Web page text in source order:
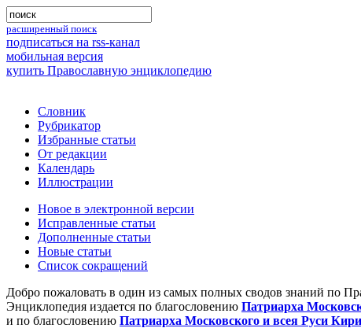
расширенный поиск
подписаться на rss-канал
мобильная версия
купить Православную энциклопедию
Словник
Рубрикатор
Избранные статьи
От редакции
Календарь
Иллюстрации
Новое в электронной версии
Исправленные статьи
Дополненные статьи
Новые статьи
Список сокращений
Добро пожаловать в один из самых полных сводов знаний по
Энциклопедия издается по благословению Патриарха
и по благословению Патриарха Московского и всея Руси